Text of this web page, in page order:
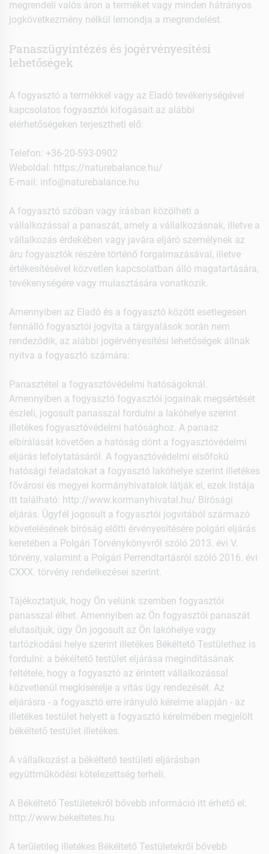
megrendeli valós áron a terméket vagy minden hátrányos
jogkövetkezmény nélkül lemondja a megrendelést.
Panaszügyintézés és jogérvényesítési
lehetőségek
A fogyasztó a termékkel vagy az Eladó tevékenységével
kapcsolatos fogyasztói kifogásait az alábbi
elérhetőségeken terjesztheti elő:
Telefon: +36-20-593-0902
Weboldal: https://naturebalance.hu/
E-mail: info@naturebalance.hu
A fogyasztó szóban vagy írásban közölheti a
vállalkozással a panaszát, amely a vállalkozásnak, illetve a
vállalkozás érdekében vagy javára eljáró személynek az
áru fogyasztók részére történő forgalmazásával, illetve
értékesítésével közvetlen kapcsolatban álló magatartására,
tevékenységére vagy mulasztására vonatkozik.
Amennyiben az Eladó és a fogyasztó között esetlegesen
fennálló fogyasztói jogvita a tárgyalások során nem
rendeződik, az alábbi jogérvényesítési lehetőségek állnak
nyitva a fogyasztó számára:
Panasztétel a fogyasztóvédelmi hatóságoknál.
Amennyiben a fogyasztó fogyasztói jogainak megsértését
észleli, jogosult panasszal fordulni a lakóhelye szerint
illetékes fogyasztóvédelmi hatósághoz. A panasz
elbírálását követően a hatóság dönt a fogyasztóvédelmi
eljárás lefolytatásáról. A fogyasztóvédelmi elsőfokú
hatósági feladatokat a fogyasztó lakóhelye szerint illetékes
fővárosi és megyei kormányhivatalok látják el, ezek listája
itt található: http://www.kormanyhivatal.hu/ Bírósági
eljárás. Ügyfél jogosult a fogyasztói jogvitából származó
követelésének bíróság előtti érvényesítésére polgári eljárás
keretében a Polgári Törvénykönyvről szóló 2013. évi V.
törvény, valamint a Polgári Perrendtartásról szóló 2016. évi
CXXX. törvény rendelkezései szerint.
Tájékoztatjuk, hogy Ön velünk szemben fogyasztói
panasszal élhet. Amennyiben az Ön fogyasztói panaszát
elutasítjuk, úgy Ön jogosult az Ön lakóhelye vagy
tartózkodási helye szerint illetékes Békéltető Testülethez is
fordulni: a békéltető testület eljárása megindításának
feltétele, hogy a fogyasztó az érintett vállalkozással
közvetlenül megkísérelje a vitás ügy rendezését. Az
eljárásra - a fogyasztó erre irányuló kérelme alapján - az
illetékes testület helyett a fogyasztó kérelmében megjelölt
békéltető testület illetékes.
A vállalkozást a békéltető testületi eljárásban
együttműködési kötelezettség terheli.
A Békéltető Testületekről bővebb információ itt érhető el:
http://www.bekeltetes.hu
A területileg illetékes Békéltető Testületekről bővebb